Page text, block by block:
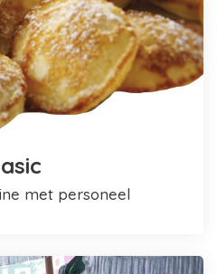
met personeel